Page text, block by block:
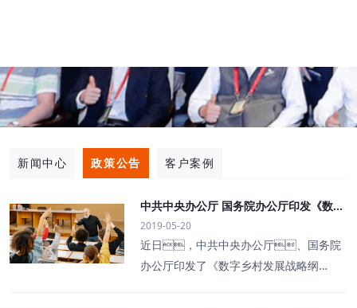
新闻中心 政策公告 客户案例
中共中央办公厅 国务院办公厅印发《数字
乡村发展战略纲要》
2019-05-20
近日，中共中央办公厅、国务院
办公厅印发了《数字乡村发展战略纲